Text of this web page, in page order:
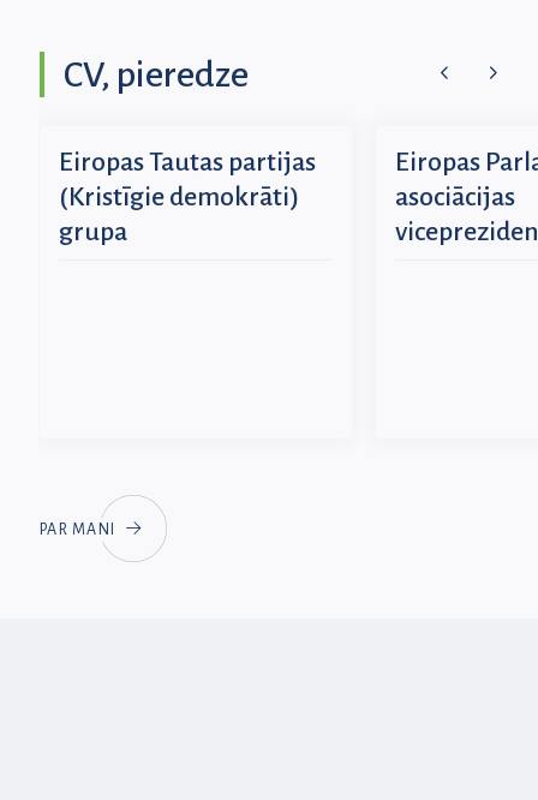
CV, pieredze
Eiropas Tautas partijas
(Kristīgie demokrāti)
grupa
Eiropas
asociācijas
PAR MANI